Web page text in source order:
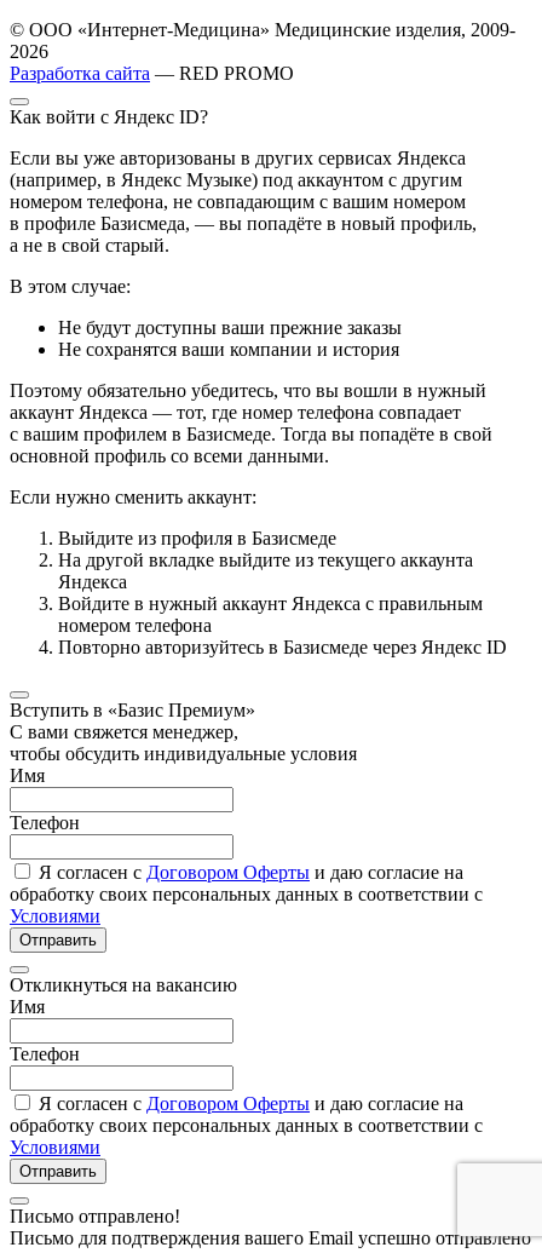
© ООО «Интернет-Медицина» Медицинские изделия, 2009-
2026
Разработка сайта — RED PROMO
Как войти с Яндекс ID?
Если вы уже авторизованы в других сервисах Яндекса
(например, в Яндекс Музыке) под аккаунтом с другим
номером телефона, не совпадающим с вашим номером
в профиле Базисмеда, — вы попадёте в новый профиль,
а не в свой старый.
В этом случае:
Не будут доступны ваши прежние заказы
Не сохранятся ваши компании и история
Поэтому обязательно убедитесь, что вы вошли в нужный
аккаунт Яндекса — тот, где номер телефона совпадает
с вашим профилем в Базисмеде. Тогда вы попадёте в свой
основной профиль со всеми данными.
Если нужно сменить аккаунт:
Выйдите из профиля в Базисмеде
На другой вкладке выйдите из текущего аккаунта
Яндекса
Войдите в нужный аккаунт Яндекса с правильным
номером телефона
Повторно авторизуйтесь в Базисмеде через Яндекс ID
Вступить в «Базис Премиум»
С вами свяжется менеджер,
чтобы обсудить индивидуальные условия
Имя
Телефон
Я согласен с Договором Оферты и даю согласие на
обработку своих персональных данных в соответствии с
Условиями
Отправить
Откликнуться на вакансию
Имя
Телефон
Я согласен с Договором Оферты и даю согласие на
обработку своих персональных данных в соответствии с
Условиями
Отправить
Письмо отправлено!
Письмо для подтверждения вашего Email успешно отправлено